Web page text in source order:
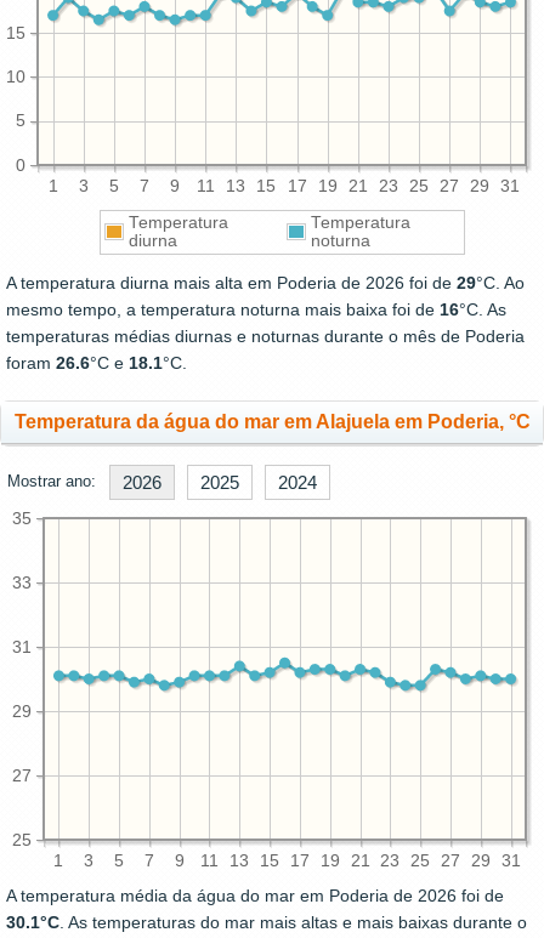
1 3 5 7 9 11 13 15 17 19 21 23 25 27 29 31
0
5
10
15
Temperatura
diurna
Temperatura
noturna
A temperatura diurna mais alta em Poderia de 2026 foi de 29°C. Ao
mesmo tempo, a temperatura noturna mais baixa foi de 16°C. As
temperaturas médias diurnas e noturnas durante o mês de Poderia
foram 26.6°C e 18.1°C.
Temperatura da água do mar em Alajuela em Poderia, °C
Mostrar ano: 2026 2025 2024
1 3 5 7 9 11 13 15 17 19 21 23 25 27 29 31
25
27
29
31
33
35
A temperatura média da água do mar em Poderia de 2026 foi de
30.1°C . As temperaturas do mar mais altas e mais baixas durante o